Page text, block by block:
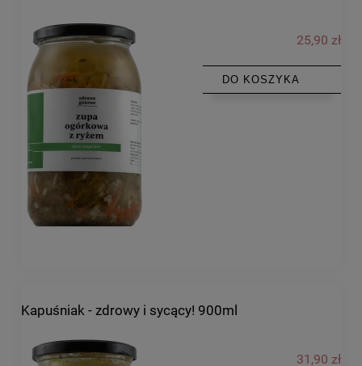
25,90 zł
DO KOSZYKA
Kapuśniak - zdrowy i sycący! 900ml
31,90 zł